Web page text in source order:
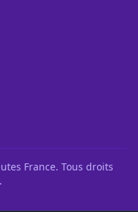
France. Tous droits